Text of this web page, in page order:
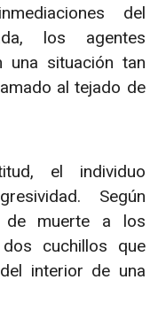
del
los agentes
una situación tan
al tejado de
el individuo
Según
de muerte a los
cuchillos que
interior de una